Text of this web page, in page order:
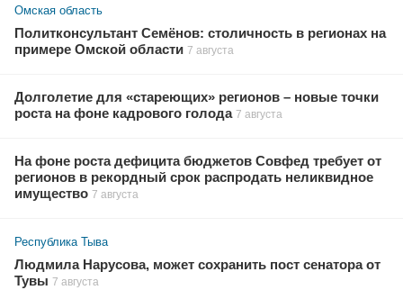
Омская область
Политконсультант Семёнов: столичность в регионах на
примере Омской области 7 августа
Долголетие для «стареющих» регионов – новые точки
роста на фоне кадрового голода 7 августа
На фоне роста дефицита бюджетов Совфед требует от
регионов в рекордный срок распродать неликвидное
имущество 7 августа
Республика Тыва
Людмила Нарусова, может сохранить пост сенатора от
Тувы 7 августа